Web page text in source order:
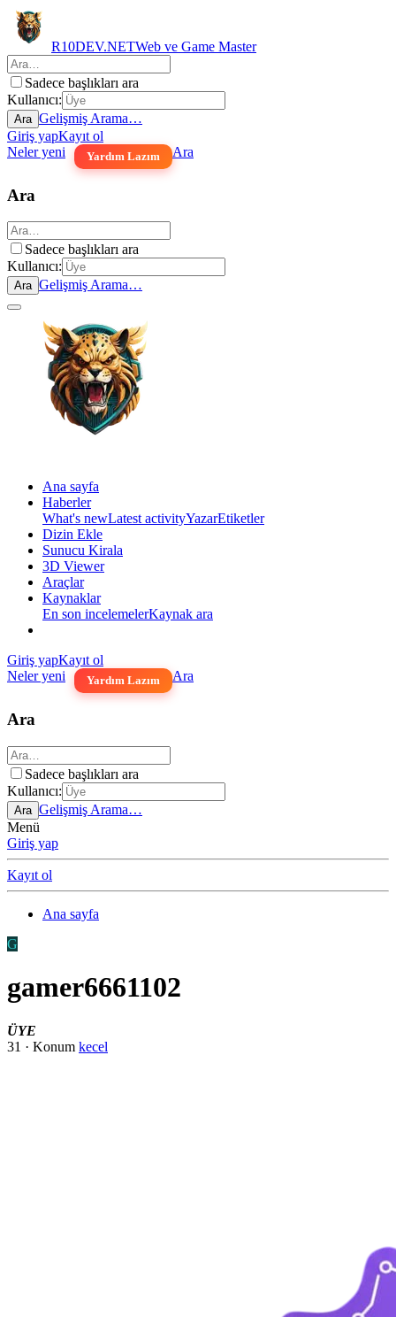
R10DEV.NETWeb ve Game Master
Sadece başlıkları ara
Kullanıcı:
Ara Gelişmiş Arama…
Giriş yapKayıt ol
Neler yeni
Yardım Lazım Ara
Ara
Sadece başlıkları ara
Kullanıcı:
Ara Gelişmiş Arama…
Ana sayfa
Haberler
What's newLatest activityYazarEtiketler
Dizin Ekle
Sunucu Kirala
3D Viewer
Araçlar
Kaynaklar
En son incelemelerKaynak ara
Giriş yapKayıt ol
Neler yeni
Yardım Lazım Ara
Ara
Sadece başlıkları ara
Kullanıcı:
Ara Gelişmiş Arama…
Menü
Giriş yap
Kayıt ol
Ana sayfa
G
gamer6661102
ÜYE
31 · Konum kecel